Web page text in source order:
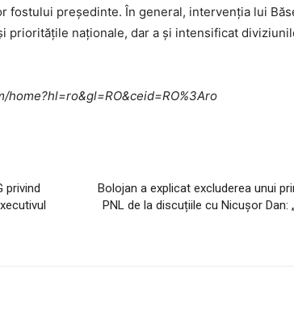
fostului președinte. În general, intervenția lui
prioritățile naționale, dar a și intensificat
privind
Bolojan a explicat excluderea unui
PNL de la discuțiile cu Nicușor Dan: